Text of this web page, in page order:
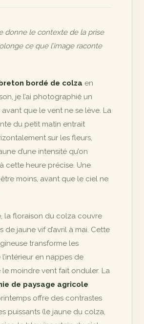
donne le contexte de la prise
ce que l’image raconte
bordé de colza en
je l’ai photographié un
avant que le vent ne se lève. La
du petit matin entrait
sur les fleurs,
d’une intensité qu’on
cette heure précise. Une
moins, avant que le ciel ne
la floraison du colza couvre
de jaune vif d’avril à mai. Cette
transforme les
en nappes de
moindre vent fait onduler. La
de paysage agricole
offre des contrastes
puissants (le jaune du colza,